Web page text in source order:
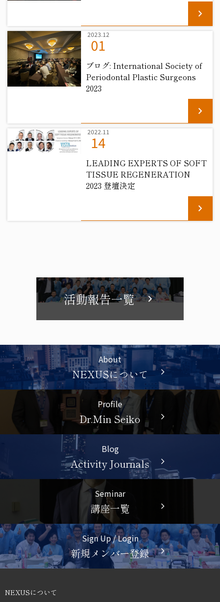
chevron_right
2023.12
01
ブログ: International Society of
Periodontal Plastic Surgeons
2023
chevron_right
2022.11
14
LEADING EXPERTS OF SOFT
TISSUE REGENERATION
2023 登壇決定
chevron_right
活動報告一覧 chevron_right
About
NEXUSについて arrow_forward_ios
Profile
Dr.Min Seiko arrow_forward_ios
Blog
Activity Journals arrow_forward_ios
Seminar
講座一覧 arrow_forward_ios
Sign Up / Login
新規メンバー登録 arrow_forward_ios
NEXUSについて